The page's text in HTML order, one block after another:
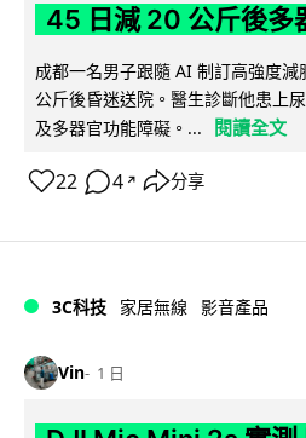
45 日減 20 公斤後多
成都一名男子跟隨 AI 制訂高強度
公斤後昏迷送院。醫生診斷他患上
及多器官功能障礙。...
閱讀全文
22 4 ↗ 分享
3C科技 家居無線 影音產品
Vin 1 日